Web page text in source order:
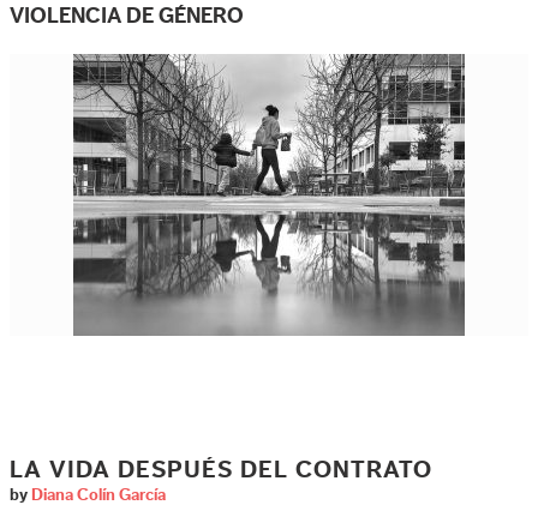
VIOLENCIA DE GÉNERO
LA VIDA DESPUÉS DEL CONTRATO
by Diana Colín García